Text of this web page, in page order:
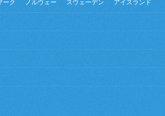
ーク ノルウェー スウェーデン アイスランド